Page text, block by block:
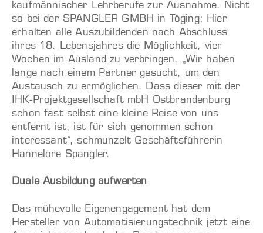
kaufmännischer Lehrberufe zur Ausnahme. Nicht
so bei der SPANGLER GMBH in Töging: Hier
erhalten alle Auszubildenden nach Abschluss
ihres 18. Lebensjahres die Möglichkeit, vier
Wochen im Ausland zu verbringen. „Wir haben
lange nach einem Partner gesucht, um den
Austausch zu ermöglichen. Dass dieser mit der
IHK-Projektgesellschaft mbH Ostbrandenburg
schon fast selbst eine kleine Reise von uns
entfernt ist, ist für sich genommen schon
interessant“, schmunzelt Geschäftsführerin
Hannelore Spangler.
Duale Ausbildung aufwerten
Das mühevolle Eigenengagement hat dem
Hersteller von Automatisierungstechnik jetzt eine